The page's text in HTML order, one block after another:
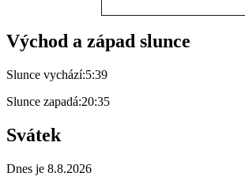
Východ a západ slunce
Slunce vychází:5:39
Slunce zapadá:20:35
Svátek
Dnes je 8.8.2026